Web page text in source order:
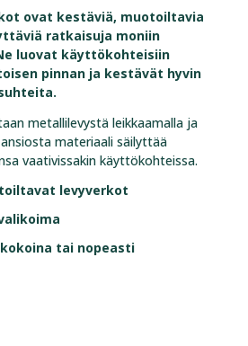
ovat kestäviä, muotoiltavia
ratkaisuja moniin
luovat käyttökohteisiin
pinnan ja kestävät hyvin
metallilevystä leikkaamalla ja
materiaali säilyttää
vaativissakin käyttökohteissa.
levyverkot
tai nopeasti